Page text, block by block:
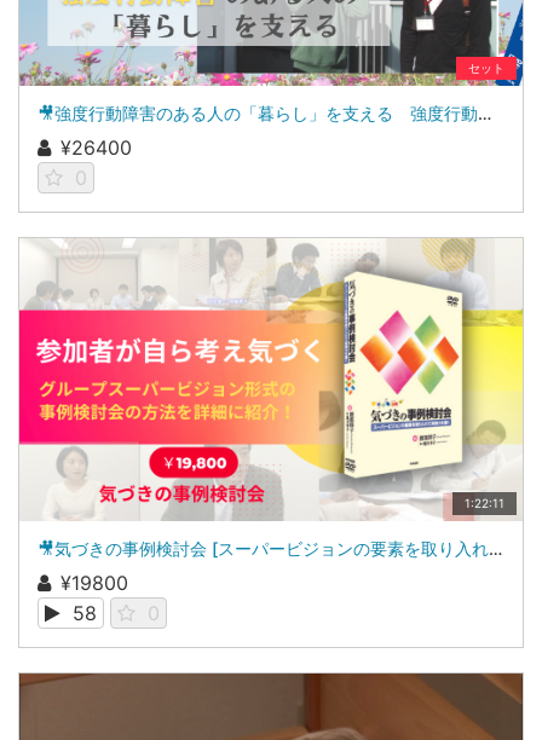
セット
🎥強度行動障害のある人の「暮らし」を支える 強度行動障害支援者養成研修［基礎研修・実践研修］教材
¥26400
0
1:22:11
🎥気づきの事例検討会 [スーパービジョンの要素を取り入れて実践力を磨く]
¥19800
58
0